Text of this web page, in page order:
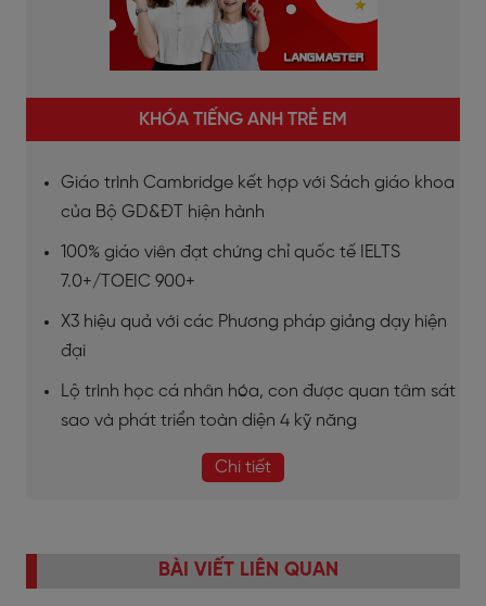
KHÓA TIẾNG ANH TRẺ EM
Giáo trình Cambridge kết hợp với Sách giáo khoa
của Bộ GD&ĐT hiện hành
100% giáo viên đạt chứng chỉ quốc tế IELTS
7.0+/TOEIC 900+
X3 hiệu quả với các Phương pháp giảng dạy hiện
đại
Lộ trình học cá nhân hóa, con được quan tâm sát
sao và phát triển toàn diện 4 kỹ năng
Chi tiết
BÀI VIẾT LIÊN QUAN